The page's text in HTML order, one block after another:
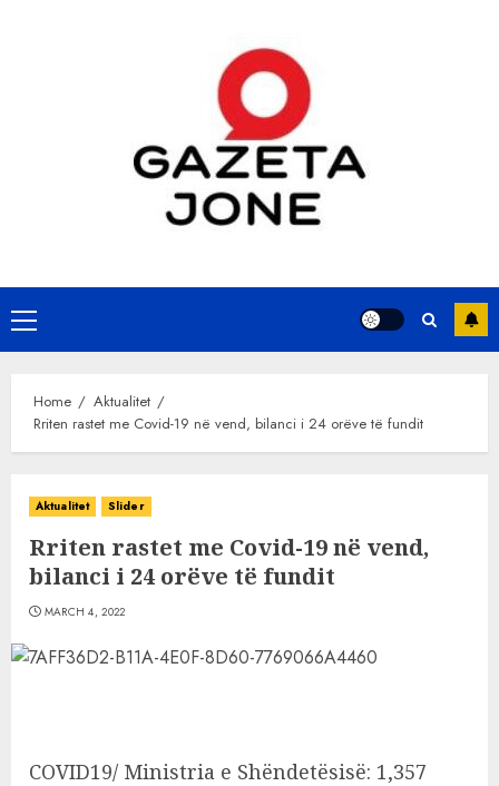
Primary
Menu
Home
Aktualitet
Rriten rastet me Covid-19 në vend, bilanci i 24 orëve të fundit
Aktualitet Slider
Rriten rastet me Covid-19 në vend,
bilanci i 24 orëve të fundit
MARCH 4, 2022
COVID19/ Ministria e Shëndetësisë: 1,357